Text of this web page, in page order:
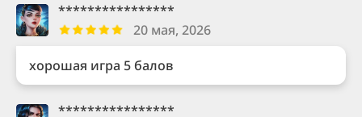
****************
20 мая, 2026
хорошая игра 5 балов
****************